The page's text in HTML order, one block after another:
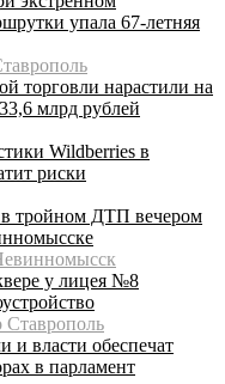
упала 67-летняя
торговли нарастили на
млрд рублей
Wildberries в
риски
тройном ДТП вечером
у лицея №8
Ставрополь
и власти обеспечат
в парламент